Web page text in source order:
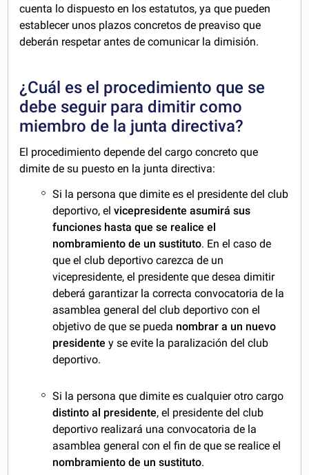
cuenta lo dispuesto en los estatutos, ya que pueden
establecer unos plazos concretos de preaviso que
deberán respetar antes de comunicar la dimisión.
¿Cuál es el procedimiento que se
debe seguir para dimitir como
miembro de la junta directiva?
El procedimiento depende del cargo concreto que
dimite de su puesto en la junta directiva:
Si la persona que dimite es el presidente del club
deportivo, elvicepresidente asumirá sus
funciones hasta que se realice el
nombramiento de un sustituto. En el caso de
que el club deportivo carezca de un
vicepresidente, el presidente que desea dimitir
deberá garantizar la correcta convocatoria de la
asamblea general del club deportivo con el
objetivo de que se pueda nombrar a un nuevo
presidente y se evite la paralización del club
deportivo.
Si la persona que dimite es cualquier otro cargo
distinto al presidente, el presidente del club
deportivo realizará una convocatoria de la
asamblea general con el fin de que se realice el
nombramiento de un sustituto.